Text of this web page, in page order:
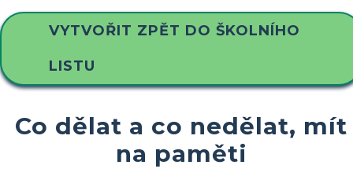
VYTVOŘIT ZPĚT DO ŠKOLNÍHO
LISTU
Co dělat a co nedělat, mít
na paměti